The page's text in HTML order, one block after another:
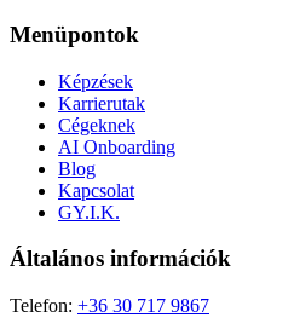
Menüpontok
Képzések
Karrierutak
Cégeknek
AI Onboarding
Blog
Kapcsolat
GY.I.K.
Általános információk
Telefon: +36 30 717 9867